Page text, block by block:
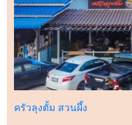
ครัวลุงตั้ม สวนผึ้ง